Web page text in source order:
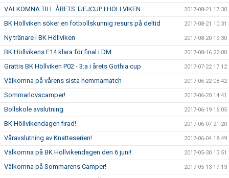
VÄLKOMNA TILL ÅRETS TJEJCUP I HÖLLVIKEN 2017-08-21 17:30
BK Höllviken söker en fotbollskunnig resurs på deltid 2017-08-21 10:31
Ny tränare i BK Höllviken 2017-08-20 19:30
BK Höllvikens F14 klara för final i DM 2017-08-16 22:00
Grattis BK Höllviken P02 - 3:a i årets Gothia cup 2017-07-22 17:12
Välkomna på vårens sista hemmamatch 2017-06-22 08:42
Sommarlovscamper! 2017-06-20 14:41
Bollskole avslutning 2017-06-19 16:05
BK Höllvikendagen firad! 2017-06-07 21:20
Våravslutning av Knatteserien! 2017-06-04 18:49
Välkomna på BK Höllvikendagen den 6 juni! 2017-05-30 13:51
Välkomna på Sommarens Camper! 2017-05-13 17:13